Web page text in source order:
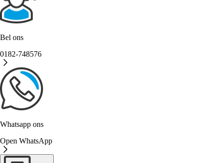
Bel ons
0182-748576
Whatsapp ons
Open WhatsApp